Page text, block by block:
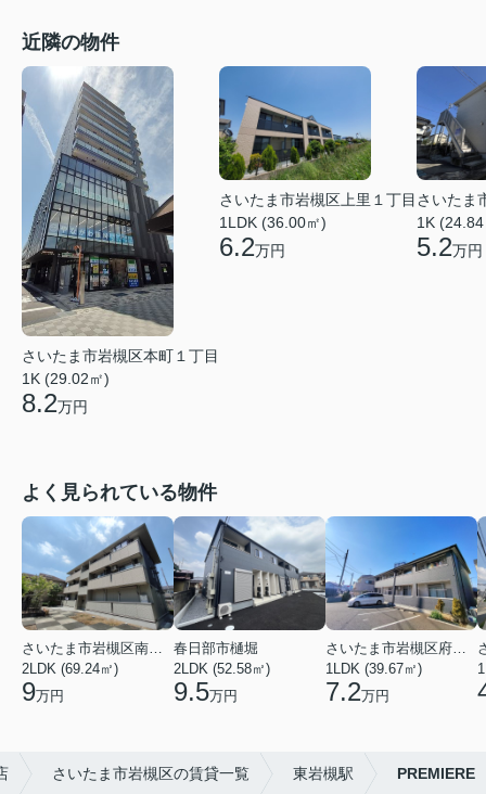
近隣の物件
さいたま市岩槻区本町１丁目
1K (29.02㎡)
8.2万円
さいたま市岩槻区上里１丁目
1LDK (36.00㎡)
6.2万円
さいたま
1K
5.2万円
よく見られている物件
2LDK (69.24㎡)
9万円
春日部市樋堀
2LDK (52.58㎡)
9.5万円
1LDK (39.67㎡)
7.2万円
さいたま市岩槻区の賃貸一覧 東岩槻駅 PREMIERE